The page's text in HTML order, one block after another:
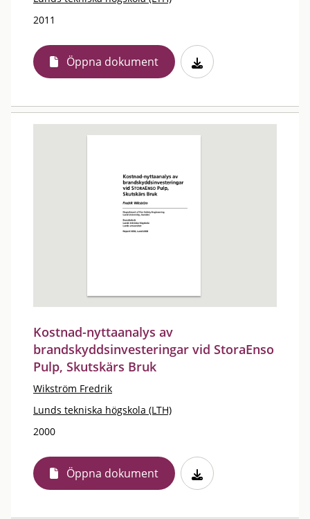
2011
Öppna dokument
Kostnad-nyttaanalys av
brandskyddsinvesteringar vid StoraEnso
Pulp, Skutskärs Bruk
Wikström Fredrik
Lunds tekniska högskola (LTH)
2000
Öppna dokument